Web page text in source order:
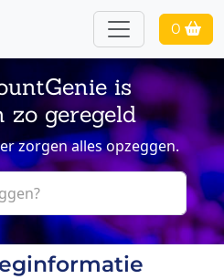
0
is
zo geregeld
zorgen alles opzeggen.